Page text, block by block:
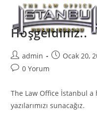
Hoşgeldiniz..
admin Ocak 20,
0 Yorum
The Law Office İstanbul
yazılarımızı sunacağız.